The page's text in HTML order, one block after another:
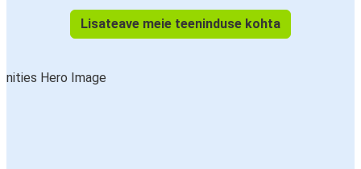
Lisateave meie teeninduse kohta